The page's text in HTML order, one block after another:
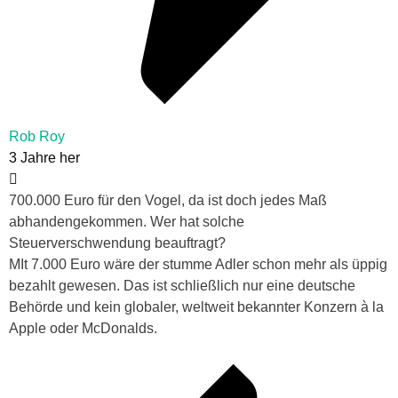
Rob Roy
3 Jahre her
700.000 Euro für den Vogel, da ist doch jedes Maß
abhandengekommen. Wer hat solche
Steuerverschwendung beauftragt?
MIt 7.000 Euro wäre der stumme Adler schon mehr als üppig
bezahlt gewesen. Das ist schließlich nur eine deutsche
Behörde und kein globaler, weltweit bekannter Konzern à la
Apple oder McDonalds.